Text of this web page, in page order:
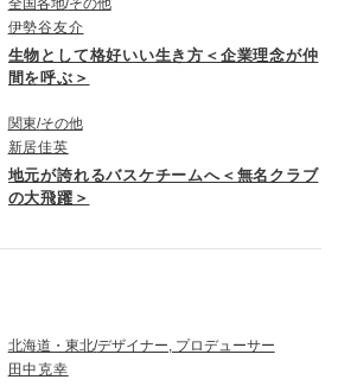
全国各地 その他
伊勢谷友介
生物として格好いい生き方＜企業理念が仲
間を呼ぶ＞
関東 その他
新居佳英
地元が誇れるバスケチームへ＜無名クラブ
の大飛躍＞
北海道・東北 デザイナー, プロデューサー
田中克幸